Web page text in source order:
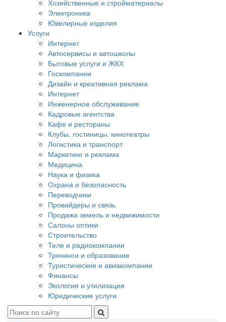
Хозяйственные и стройматериалы
Электроника
Ювелирные изделия
Услуги
Интернет
Автосервисы и автошколы
Бытовые услуги и ЖКХ
Госкомпании
Дизайн и креативная реклама
Интернет
Инженерное обслуживание
Кадровые агентства
Кафе и рестораны
Клубы, гостиницы, кинотеатры
Логистика и транспорт
Маркетинг и реклама
Медицина
Наука и физика
Охрана и безопасность
Переводчики
Провайдеры и связь
Продажа земель и недвижимости
Салоны оптики
Строительство
Теле и радиокомпании
Тренинги и образование
Туристические и авиакомпании
Финансы
Экология и утилизация
Юридические услуги